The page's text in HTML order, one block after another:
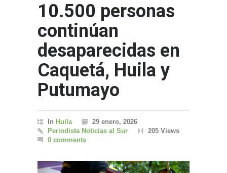
10.500 personas
continúan
desaparecidas en
Caquetá, Huila y
Putumayo
In Huila
29 enero, 2026
Periodista Noticias al Sur
205 Views
0 comments